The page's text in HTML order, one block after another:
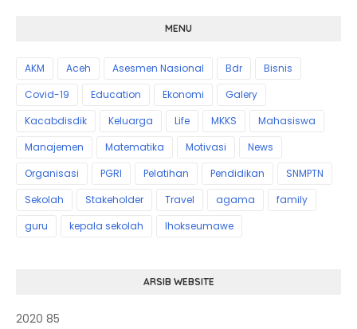
MENU
AKM Aceh Asesmen Nasional Bdr
Bisnis
Covid-19
Education Ekonomi
Galery
Kacabdisdik
Keluarga Life MKKS
Mahasiswa
Manajemen
Matematika Motivasi
News
Organisasi
PGRI Pelatihan Pendidikan
SNMPTN
Sekolah
Stakeholder Travel agama
family
guru
kepala sekolah lhokseumawe
ARSIB WEBSITE
2020 85